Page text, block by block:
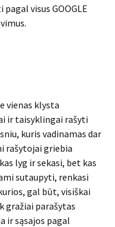
visus GOOGLE
vienas klysta
ir taisyklingai rašyti
kuris vadinamas dar
rašytojai griebia
lyg ir sekasi, bet kas
sutaupyti, renkasi
gal būt, visiškai
gražiai parašytas
ir sąsajos pagal